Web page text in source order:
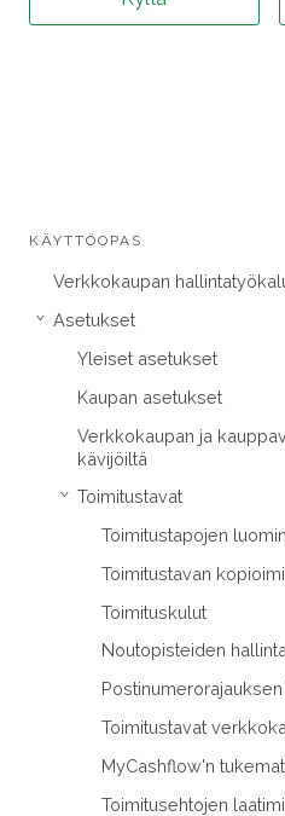
KÄYTTÖOPAS
Verkkokaupan
› Asetukset
Yleiset asetukset
Kaupan asetukset
Verkkokaupan ja
kävijöiltä
› Toimitustavat
Toimitustapojen
Toimitustavan
Toimituskulut
Noutopisteiden
Toimitustavat
MyCashflow'n
Toimitusehtojen